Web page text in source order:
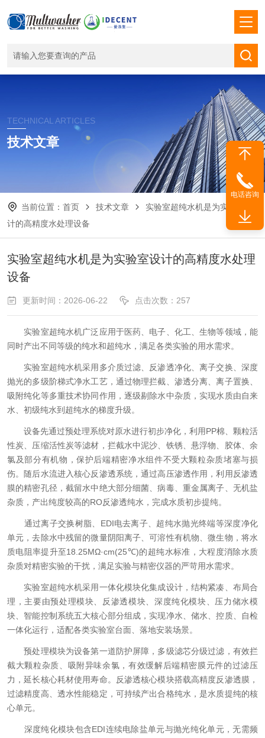
TECHNICAL ARTICLES
技术文章
当前位置： 首页 技术文章
实验室超纯水机是为实验室设
计的高精度水处理设备
实验室超纯水机是为实验室设计的高精度水处理
设备
更新时间：2026-06-22 点击次数：257
实验室超纯水机广泛应用于医药、电子、化工、生物等领域，能
同时产出不同等级的纯水和超纯水，满足各类实验的用水需求。
实验室超纯水机采用多介质过滤、反渗透净化、离子交换、深度
抛光的多级阶梯式净水工艺，通过物理拦截、渗透分离、离子置换、
吸附纯化等多重技术协同作用，逐级剔除水中杂质，实现水质由自来
水、初级纯水到超纯水的梯度升级。
设备先通过预处理系统对原水进行初步净化，利用PP棉、颗粒活
性炭、压缩活性炭等滤材，拦截水中泥沙、铁锈、悬浮物、胶体、余
氯及部分有机物，保护后端精密净水组件不受大颗粒杂质堵塞与损
伤。随后水流进入核心反渗透系统，通过高压渗透作用，利用反渗透
膜的精密孔径，截留水中绝大部分细菌、病毒、重金属离子、无机盐
杂质，产出纯度较高的RO反渗透纯水，完成水质初步提纯。
通过离子交换树脂、EDI电去离子、超纯水抛光终端等深度净化
单元，去除水中残留的微量阴阳离子、可溶性有机物、微生物，将水
质电阻率提升至18.25MΩ·cm(25℃)的超纯水标准，大程度消除水质
杂质对精密实验的干扰，满足实验与精密仪器的严苛用水需求。
实验室超纯水机采用一体化模块化集成设计，结构紧凑、布局合
理，主要由预处理模块、反渗透模块、深度纯化模块、压力储水模
块、智能控制系统五大核心部分组成，实现净水、储水、控质、自检
一体化运行，适配各类实验室台面、落地安装场景。
预处理模块为设备第一道防护屏障，多级滤芯分级过滤，有效拦
截大颗粒杂质、吸附异味余氯，有效缓解后端精密膜元件的过滤压
力，延长核心耗材使用寿命。反渗透核心模块搭载高精度反渗透膜，
过滤精度高、透水性能稳定，可持续产出合格纯水，是水质提纯的核
心单元。
深度纯化模块包含EDI连续电除盐单元与抛光纯化单元，无需频
电话咨询